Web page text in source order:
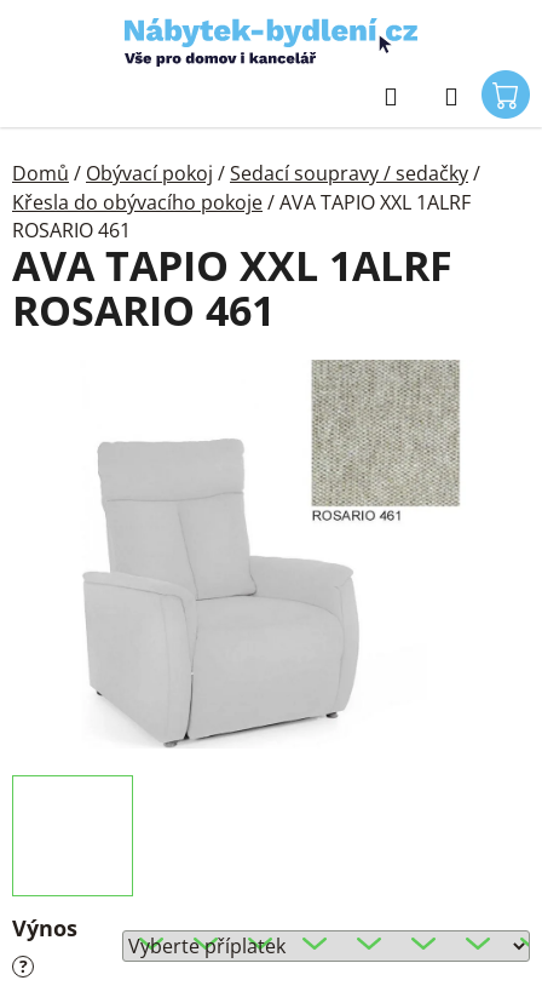
Hledat
Domů / Obývací pokoj /Sedací soupravy / sedačky/
Křesla do obývacího pokoje/AVA TAPIO XXL 1ALRF
ROSARIO 461
Výnos
?
AVA TAPIO XXL 1ALRF
ROSARIO 461